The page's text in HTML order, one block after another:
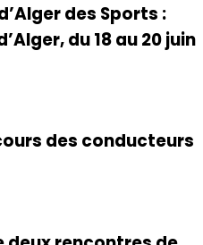
des Sports :
du 18 au 20 juin
des conducteurs